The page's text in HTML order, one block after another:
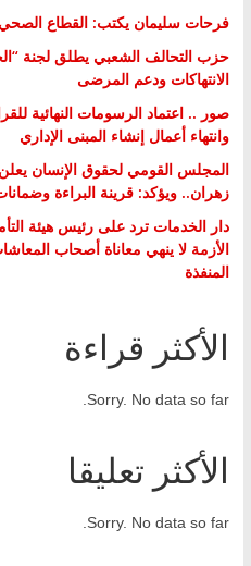
فرحات سليمان يكتب: القطاع
حزب التحالف الشعبي يطلق لجنة
الانتهاكات ودعم المرضى
صور .. اعتماد الرسومات النهائية
وانتهاء أعمال إنشاء المبنى الإداري
المجلس القومي لحقوق الإنسان
زهران.. ويؤكد: قرينة البراءة
دار الخدمات ترد على رئيس هيئة
الأزمة لا ينهي معاناة أصحاب
المنفذة
الأكثر قراءة
Sorry. No data so far.
الأكثر تعليقا
Sorry. No data so far.